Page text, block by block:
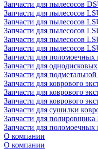
Запчасти для пылесосов
Запчасти для пылесосов
Запчасти для пылесосов
Запчасти для пылесосов
Запчасти для пылесосов
Запчасти для пылесосов
Запчасти для
Запчасти для
Запчасти для
Запчасти для коврового
Запчасти для коврового
Запчасти для коврового
Запчасти для сушилки
Запчасти для полировщика
Запчасти для
О компании
О компании